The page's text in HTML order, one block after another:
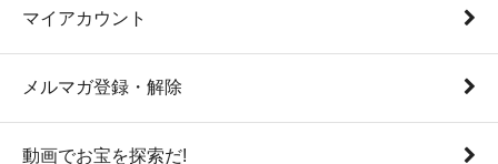
マイアカウント
メルマガ登録・解除
動画でお宝を探索だ!